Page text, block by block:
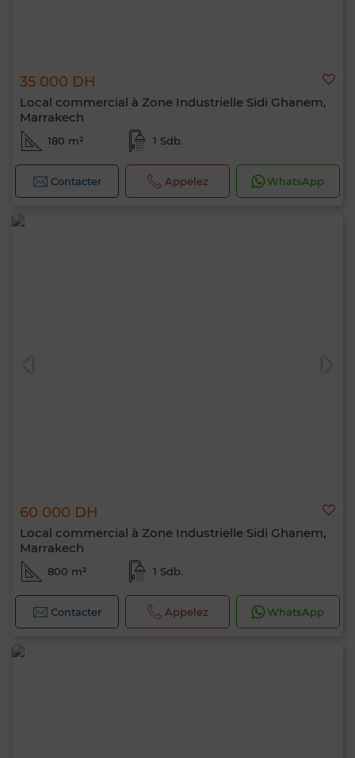
35 000 DH
Local commercial à Zone Industrielle Sidi Ghanem,
Marrakech
180 m² 1 Sdb.
Contacter Appelez WhatsApp
60 000 DH
Local commercial à Zone Industrielle Sidi Ghanem,
Marrakech
800 m² 1 Sdb.
Contacter Appelez WhatsApp